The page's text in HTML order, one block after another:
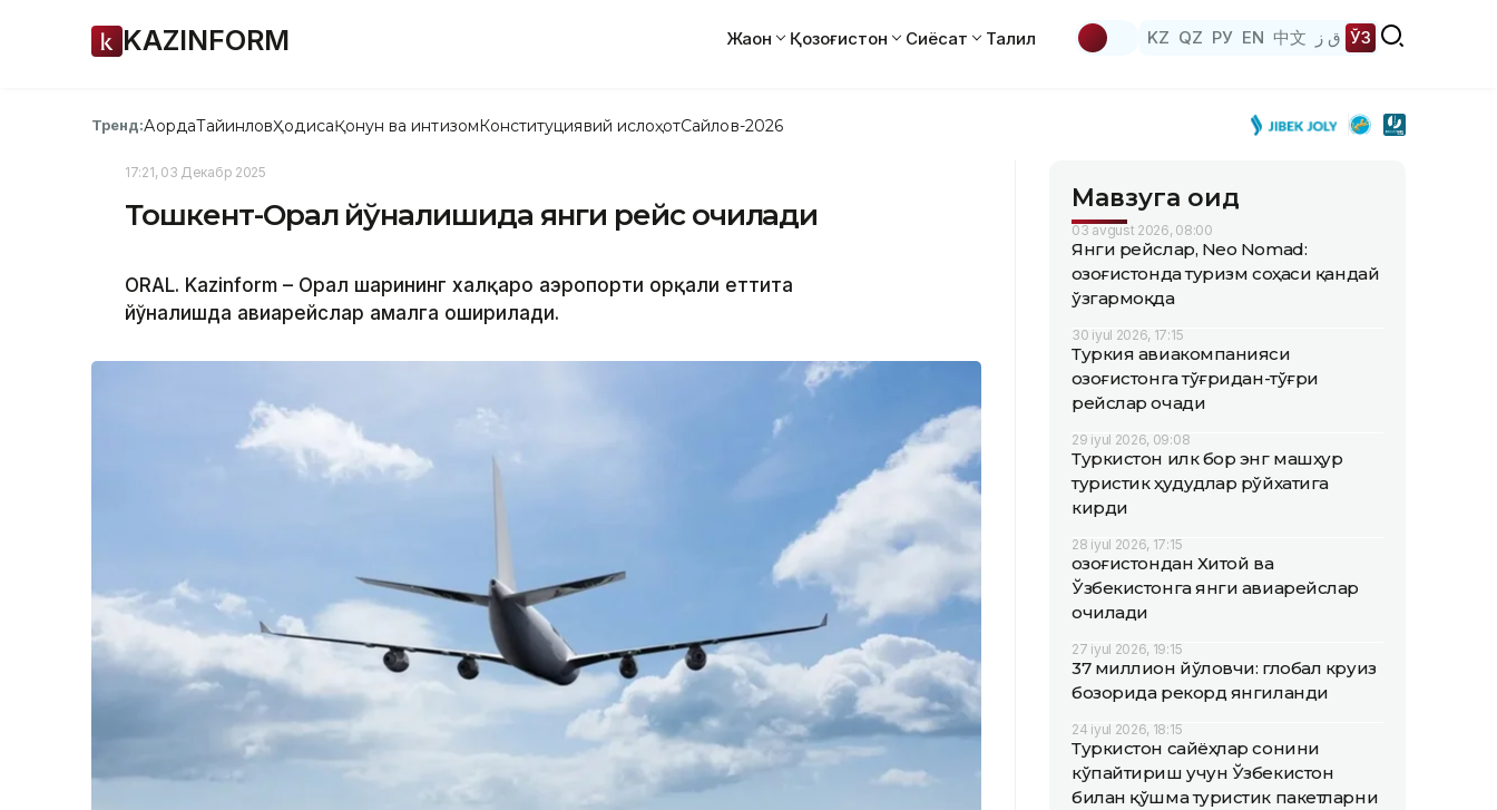
KAZINFORM Жаҳон Қозоғистон Сиёсат Таҳлил KZ QZ РУ EN 中文 ق ز ЎЗ
Тренд:АқордаТайинловҲодисаҚонун ва интизомКонституциявий ислоҳотСайлов-2026
17:21, 03 Декабр 2025
Тошкент-Орал йўналишида янги рейс очилади
ORAL. Kazinform – Орал шаҳрининг халқаро аэропорти орқали еттита
йўналишда авиарейслар амалга оширилади.
Мавзуга оид
03 avgust 2026, 08:00
Янги рейслар, Neo Nomad:
Қозоғистонда туризм соҳаси қандай
ўзгармоқда
30 iyul 2026, 17:15
Туркия авиакомпанияси
Қозоғистонга тўғридан-тўғри
рейслар очади
29 iyul 2026, 09:08
Туркистон илк бор энг машҳур
туристик ҳудудлар рўйхатига
кирди
28 iyul 2026, 17:15
Қозоғистондан Хитой ва
Ўзбекистонга янги авиарейслар
очилади
27 iyul 2026, 19:15
37 миллион йўловчи: глобал круиз
бозорида рекорд янгиланди
24 iyul 2026, 18:15
Туркистон сайёҳлар сонини
кўпайтириш учун Ўзбекистон
билан қўшма туристик пакетларни